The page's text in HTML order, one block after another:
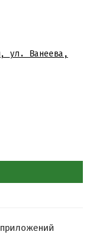
ул. Ванеева,